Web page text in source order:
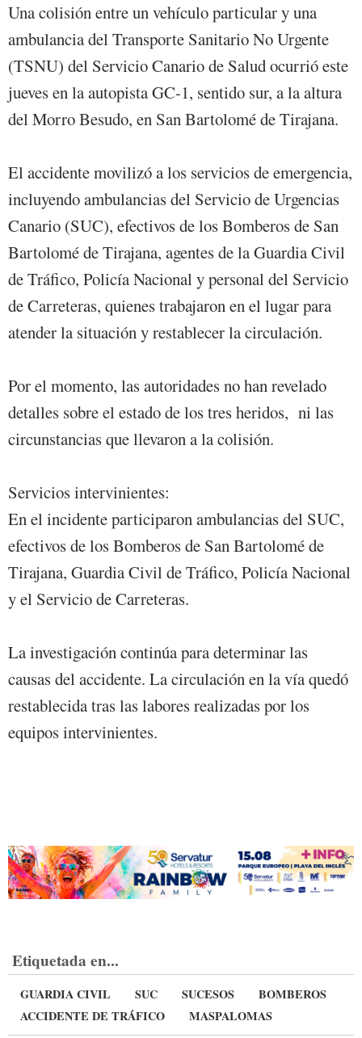
Una colisión entre un vehículo particular y una
ambulancia del Transporte Sanitario No Urgente
(TSNU) del Servicio Canario de Salud ocurrió este
jueves en la autopista GC-1, sentido sur, a la altura
del Morro Besudo, en San Bartolomé de Tirajana.
El accidente movilizó a los servicios de emergencia,
incluyendo ambulancias del Servicio de Urgencias
Canario (SUC), efectivos de los Bomberos de San
Bartolomé de Tirajana, agentes de la Guardia Civil
de Tráfico, Policía Nacional y personal del Servicio
de Carreteras, quienes trabajaron en el lugar para
atender la situación y restablecer la circulación.
Por el momento, las autoridades no han revelado
detalles sobre el estado de los tres heridos, ni las
circunstancias que llevaron a la colisión.
Servicios intervinientes:
En el incidente participaron ambulancias del SUC,
efectivos de los Bomberos de San Bartolomé de
Tirajana, Guardia Civil de Tráfico, Policía Nacional
y el Servicio de Carreteras.
La investigación continúa para determinar las
causas del accidente. La circulación en la vía quedó
restablecida tras las labores realizadas por los
equipos intervinientes.
Etiquetada en...
GUARDIA CIVIL SUC SUCESOS
BOMBEROS
ACCIDENTE DE TRÁFICO
MASPALOMAS